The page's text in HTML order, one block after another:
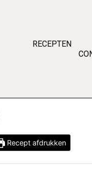
RECEPTEN
Recept afdrukken